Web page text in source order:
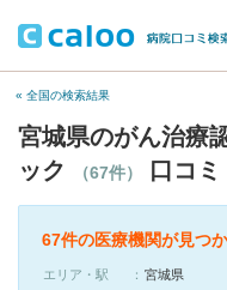
« 全国の検索結果
宮城県のがん治療
ック
（67件） 口コミ
67件の医療機関が見つ
エリア・駅
宮城県